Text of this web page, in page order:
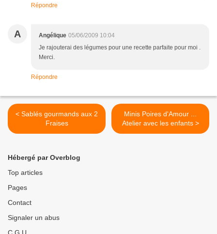
Répondre
A Angélique 05/06/2009 10:04
Je rajouterai des légumes pour une recette parfaite pour moi .
Merci.
Répondre
< Sablés gourmands aux 2
Fraises
Minis Poires d'Amour ...
Atelier avec les enfants >
Hébergé par Overblog
Top articles
Pages
Contact
Signaler un abus